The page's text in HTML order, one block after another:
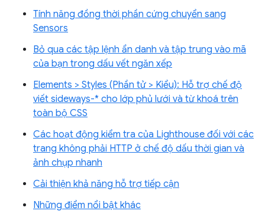
Tính năng đồng thời phần cứng chuyển sang
Sensors
Bỏ qua các tập lệnh ẩn danh và tập trung vào mã
của bạn trong dấu vết ngăn xếp
Elements > Styles (Phần tử > Kiểu): Hỗ trợ chế độ
viết sideways-* cho lớp phủ lưới và từ khoá trên
toàn bộ CSS
Các hoạt động kiểm tra của Lighthouse đối với các
trang không phải HTTP ở chế độ dấu thời gian và
ảnh chụp nhanh
Cải thiện khả năng hỗ trợ tiếp cận
Những điểm nổi bật khác